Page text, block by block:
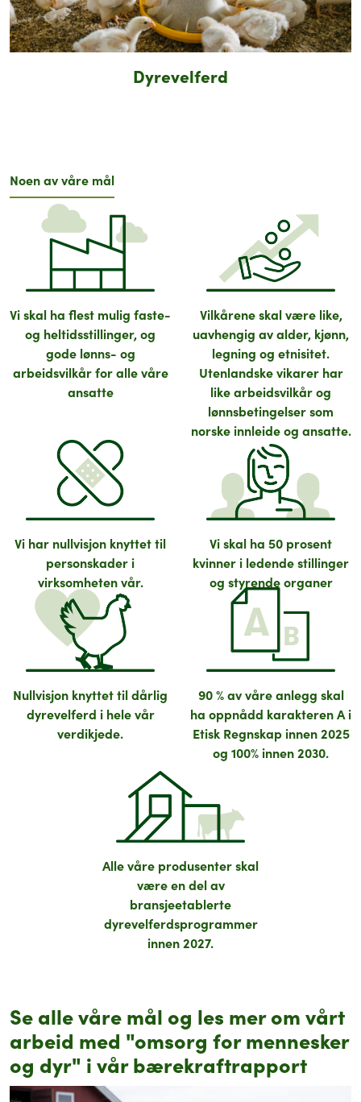
Dyrevelferd
Noen av våre mål
Vi skal ha flest mulig faste-
og heltidsstillinger, og
gode lønns- og
arbeidsvilkår for alle våre
ansatte
Vilkårene skal være like,
uavhengig av alder, kjønn,
legning og etnisitet.
Utenlandske vikarer har
like arbeidsvilkår og
lønnsbetingelser som
norske innleide og ansatte.
Vi har nullvisjon knyttet til
personskader i
virksomheten vår.
Vi skal ha 50 prosent
kvinner i ledende stillinger
og styrende organer
Nullvisjon knyttet til dårlig
dyrevelferd i hele vår
verdikjede.
90 % av våre anlegg skal
ha oppnådd karakteren A i
Etisk Regnskap innen 2025
og 100% innen 2030.
Alle våre produsenter skal
være en del av
bransjeetablerte
dyrevelferdsprogrammer
innen 2027.
Se alle våre mål og les mer om vårt
arbeid med "omsorg for mennesker
og dyr" i vår bærekraftrapport